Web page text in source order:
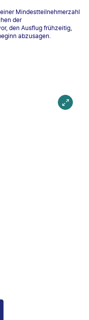
Mindestteilnehmerzahl
der
den Ausflug frühzeitig,
abzusagen.